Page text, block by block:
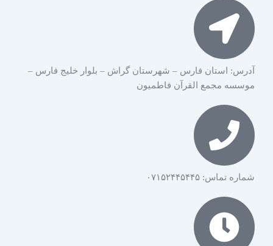
آدرس: استان فارس – شهرستان گراش – بلوار خلیج فارس –
موسسه مجمع القرآن فاطمیون
شماره تماس: ۰۷۱۵۲۴۴۵۴۴۵